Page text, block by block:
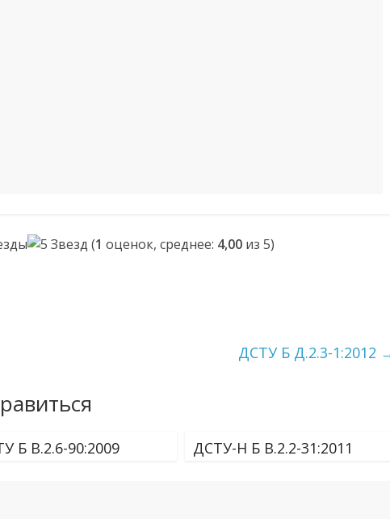
(1 оценок, среднее: 4,00 из 5)
ДСТУ Б Д.2.3-1:2012
Б В.2.6-90:2009 ДСТУ-Н Б В.2.2-31:2011